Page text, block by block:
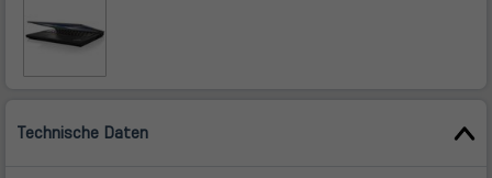
Technische Daten